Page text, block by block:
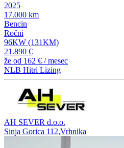
2025
17.000 km
Bencin
Ročni
96KW (131KM)
21.890 €
že od 162 € / mesec
NLB Hitri Lizing
AH SEVER d.o.o.
Sinja Gorica 112,Vrhnika